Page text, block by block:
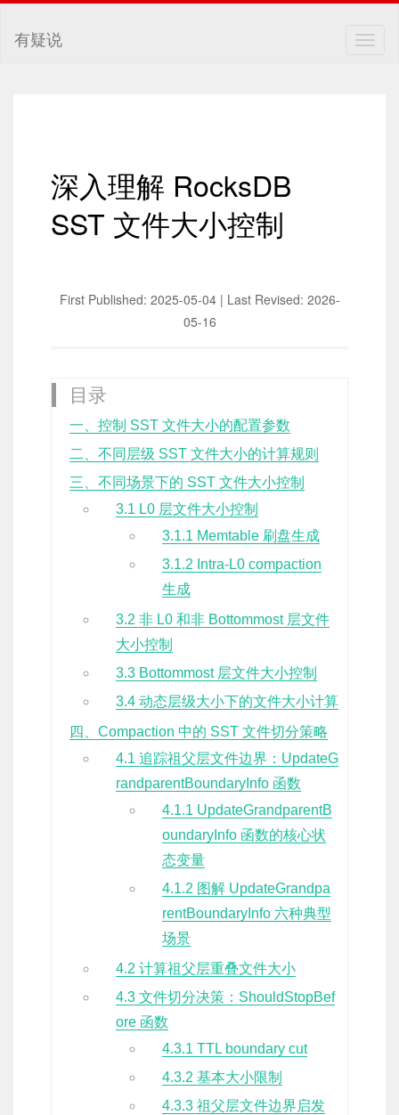
有疑说
深入理解 RocksDB
SST 文件大小控制
First Published: 2025-05-04 | Last Revised: 2026-
05-16
一、控制 SST 文件大小的配置参数
二、不同层级 SST 文件大小的计算规则
三、不同场景下的 SST 文件大小控制
3.1 L0 层文件大小控制
3.1.1 Memtable 刷盘生成
3.1.2 Intra-L0 compaction
生成
3.2 非 L0 和非 Bottommost 层文件
大小控制
3.3 Bottommost 层文件大小控制
3.4 动态层级大小下的文件大小计算
四、Compaction 中的 SST 文件切分策略
4.1 追踪祖父层文件边界：UpdateG
randparentBoundaryInfo 函数
4.1.1 UpdateGrandparentB
oundaryInfo 函数的核心状
态变量
4.1.2 图解 UpdateGrandpa
rentBoundaryInfo 六种典型
场景
4.2 计算祖父层重叠文件大小
4.3 文件切分决策：ShouldStopBef
ore 函数
4.3.1 TTL boundary cut
4.3.2 基本大小限制
4.3.3 祖父层文件边界启发